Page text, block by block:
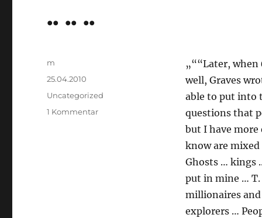
.. .. ..
„““Later, when
well, Graves
able to put into
questions that
but I have
know are
Ghosts … kings
put in mine … T.
millionaires
explorers …
Autor
m
Veröffentlicht
am
25.04.2010
Kategorien
Uncategorized
1 Kommentarzu